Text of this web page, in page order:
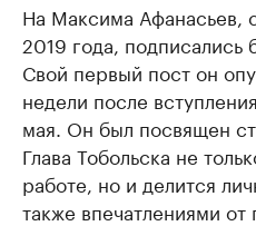
На Максима Афанасьев,
2019 года, подписались
Свой первый пост он
недели после
мая. Он был посвящен
Глава Тобольска не
работе, но и делится
также впечатлениями от